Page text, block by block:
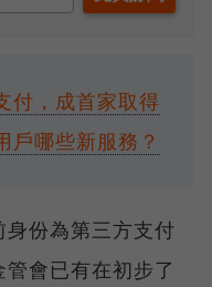
付，成首家取得
戶哪些新服務？
份為第三方支付
會已有在初步了